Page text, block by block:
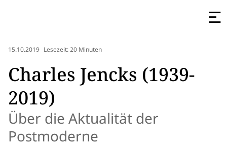
15.10.2019 Lesezeit: 20 Minuten
Charles Jencks (1939-
2019)
Über die Aktualität der
Postmoderne